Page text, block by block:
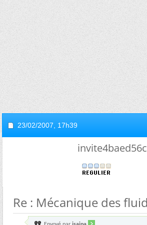
23/02/2007, 17h39
invite4baed56c
Re : Mécanique des